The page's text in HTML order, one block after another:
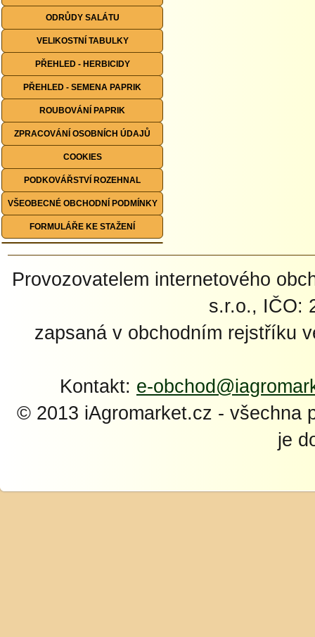
ODRŮDY SALÁTU
VELIKOSTNÍ TABULKY
PŘEHLED - HERBICIDY
PŘEHLED - SEMENA PAPRIK
ROUBOVÁNÍ PAPRIK
ZPRACOVÁNÍ OSOBNÍCH ÚDAJŮ
COOKIES
PODKOVÁŘSTVÍ ROZEHNAL
VŠEOBECNÉ OBCHODNÍ PODMÍNKY
FORMULÁŘE KE STAŽENÍ
Provozovatelem internetového
s.r.o., IČO:
zapsaná v obchodním rejstříku
Kontakt: e-
© 2013 iAgromarket.cz - všechna
je